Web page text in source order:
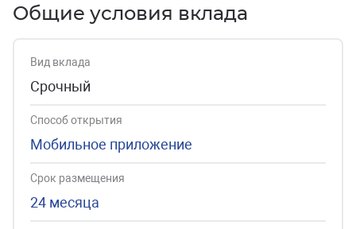
Общие условия вклада
Вид вклада
Срочный
Способ открытия
Мобильное приложение
Срок размещения
24 месяца